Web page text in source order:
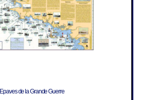
Epaves de la Grande Guerre